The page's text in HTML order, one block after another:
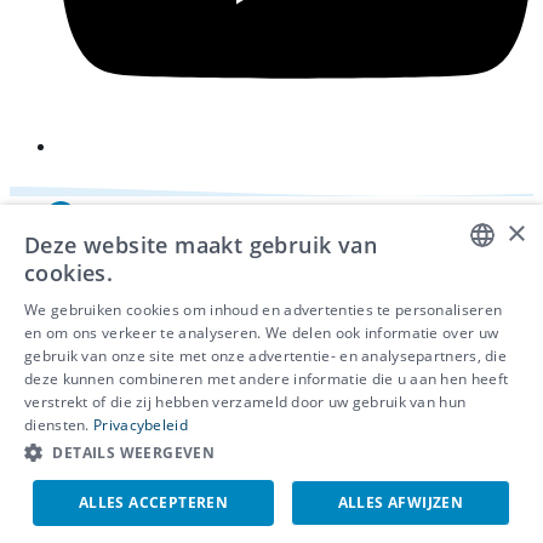
© 2026 - IDEWE
Privacy
Cookiebeleid
Klokkenluidersmelding
DUTCH
FRENCH
×
Deze website maakt gebruik van
cookies.
We gebruiken cookies om inhoud en advertenties te personaliseren
en om ons verkeer te analyseren. We delen ook informatie over uw
gebruik van onze site met onze advertentie- en analysepartners, die
deze kunnen combineren met andere informatie die u aan hen heeft
verstrekt of die zij hebben verzameld door uw gebruik van hun
diensten. Privacybeleid
DETAILS WEERGEVEN
ALLES ACCEPTEREN ALLES AFWIJZEN